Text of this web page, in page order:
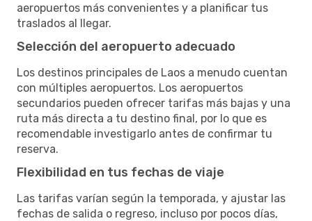
aeropuertos más convenientes y a planificar tus
traslados al llegar.
Selección del aeropuerto adecuado
Los destinos principales de Laos a menudo cuentan
con múltiples aeropuertos. Los aeropuertos
secundarios pueden ofrecer tarifas más bajas y una
ruta más directa a tu destino final, por lo que es
recomendable investigarlo antes de confirmar tu
reserva.
Flexibilidad en tus fechas de viaje
Las tarifas varían según la temporada, y ajustar las
fechas de salida o regreso, incluso por pocos días,